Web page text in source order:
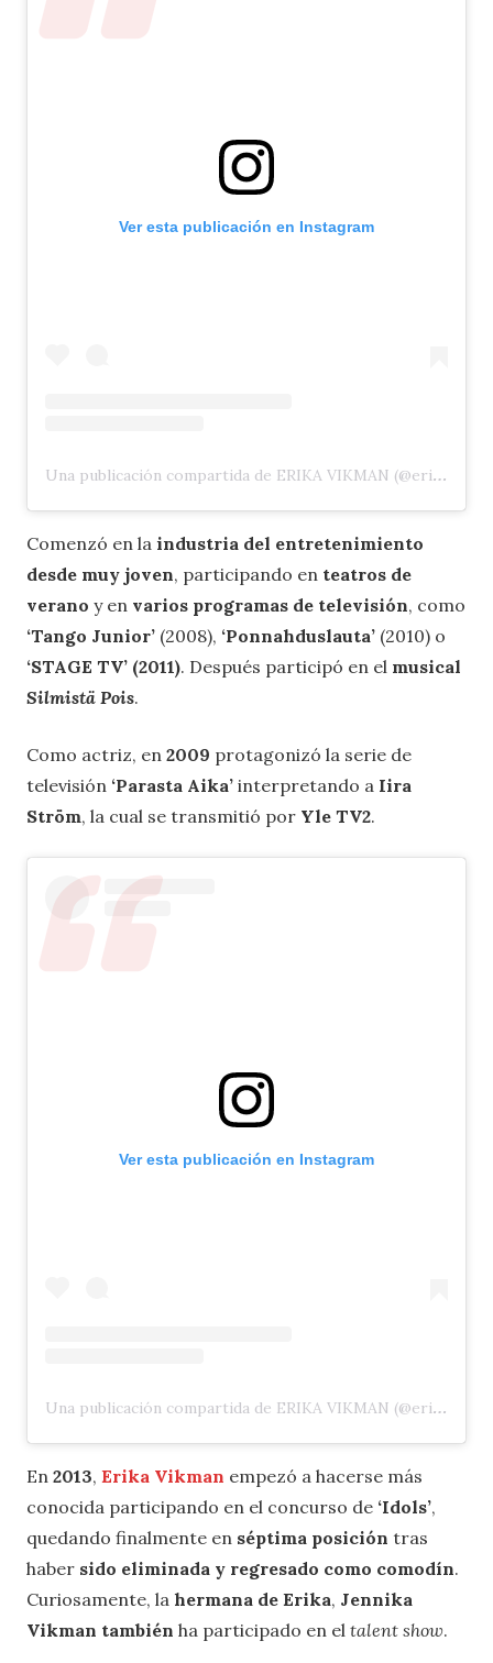
Ver esta publicación en Instagram
Una publicación compartida de ERIKA VIKMAN (@erikavikman)
Comenzó en la industria del entretenimiento
desde muy joven, participando en teatros de
verano y en varios programas de televisión, como
‘Tango Junior’ (2008), ‘Ponnahduslauta’ (2010) o
‘STAGE TV’ (2011). Después participó en el musical
Silmistä Pois.
Como actriz, en 2009 protagonizó la serie de
televisión ‘Parasta Aika’ interpretando a Iira
Ström, la cual se transmitió por Yle TV2.
Ver esta publicación en Instagram
Una publicación compartida de ERIKA VIKMAN (@erikavikman)
En 2013, Erika Vikman empezó a hacerse más
conocida participando en el concurso de ‘Idols’,
quedando finalmente en séptima posición tras
haber sido eliminada y regresado como comodín.
Curiosamente, la hermana de Erika, Jennika
Vikman también ha participado en el talent show.